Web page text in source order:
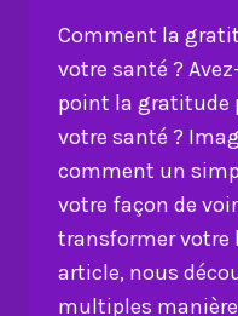
Comment la
votre santé ?
point la gratitude
votre santé ?
comment un
votre façon de
transformer votre
article, nous
multiples